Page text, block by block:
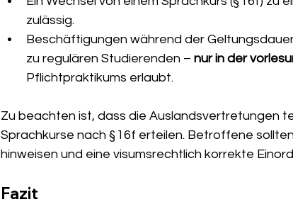
zulässig.
Beschäftigungen während der
zu regulären Studierenden – nur in der
Pflichtpraktikums erlaubt.
Zu beachten ist, dass die Auslandsvertretungen
Sprachkurse nach § 16f erteilen. Betroffene
hinweisen und eine visumsrechtlich korrekte
Fazit